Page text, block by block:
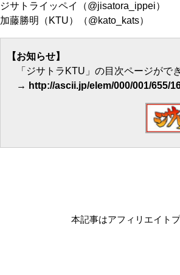
ジサトライッペイ（@jisatora_ippei）
加藤勝明（KTU）（@kato_kats）
【お知らせ】
「ジサトラKTU」の目次ページがで
→ http://ascii.jp/elem/000/001/655/
本記事はアフィリエイト